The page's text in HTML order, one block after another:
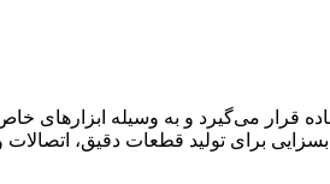
می‌گیرد و به وسیله ابزارهای
برای تولید قطعات دقیق، اتصالات